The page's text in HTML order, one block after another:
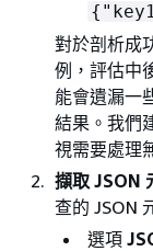
{
對於剖析成
例，評估中
能會遺漏一
結果。我們
視需要處理
擷取 JSON
查的 JSON
選項